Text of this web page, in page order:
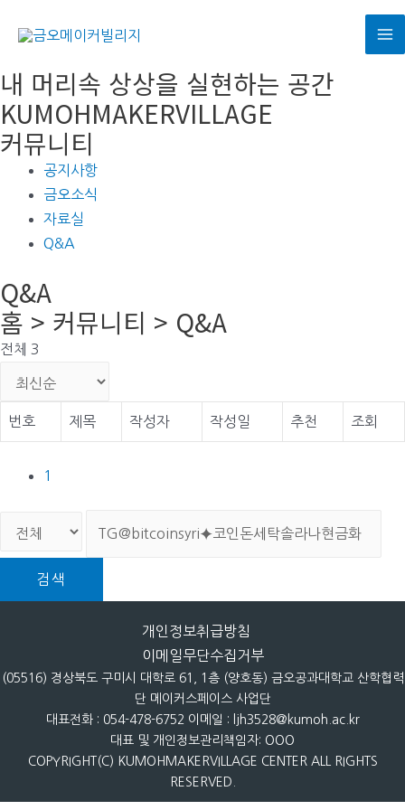
로
건
너
내 머리속 상상을 실현하는 공간
KUMOHMAKERVILLAGE
커뮤니티
공지사항
금오소식
자료실
Q&A
Q&A
홈 > 커뮤니티 > Q&A
전체 3
번호 제목 작성자 작성일 추천 조회
1
검색
개인정보취급방침
이메일무단수집거부
(05516) 경상북도 구미시 대학로 61, 1층 (양호동) 금오공과대학교 산학협력
단 메이커스페이스 사업단
대표전화 : 054-478-6752 이메일 : ljh3528@kumoh.ac.kr
대표 및 개인정보관리책임자: OOO
COPYRIGHT(C) KUMOHMAKERVILLAGE CENTER ALL RIGHTS
RESERVED.